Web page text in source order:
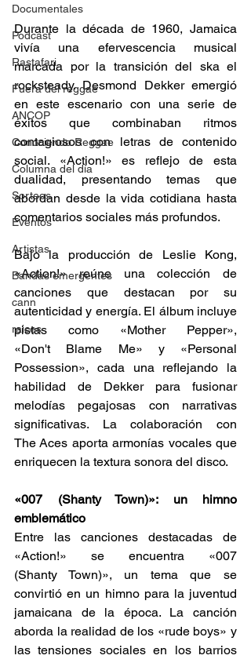
Documentales
Podcast
Rastafari
Fuera del reggae
ANCOP
Conociendo Reggae
Columna del día
Sorteos
Eventos
Artistas
Bandas emergentes
cann
raices
Durante la década de 1960, Jamaica
vivía una efervescencia musical
marcada por la transición del ska el
rocksteady. Desmond Dekker emergió
en este escenario con una serie de
éxitos que combinaban ritmos
contagiosos con letras de contenido
social. «Action!» es reflejo de esta
dualidad, presentando temas que
abordan desde la vida cotidiana hasta
comentarios sociales más profundos.​
Bajo la producción de Leslie Kong,
«Action!» reúne una colección de
canciones que destacan por su
autenticidad y energía. El álbum incluye
pistas como «Mother Pepper»,
«Don't Blame Me» y «Personal
Possession», cada una reflejando la
habilidad de Dekker para fusionar
melodías pegajosas con narrativas
significativas. La colaboración con
The Aces aporta armonías vocales que
enriquecen la textura sonora del disco.​
«007 (Shanty Town)»: un himno
emblemático
Entre las canciones destacadas de
«Action!» se encuentra «007
(Shanty Town)», un tema que se
convirtió en un himno para la juventud
jamaicana de la época. La canción
aborda la realidad de los «rude boys» y
las tensiones sociales en los barrios